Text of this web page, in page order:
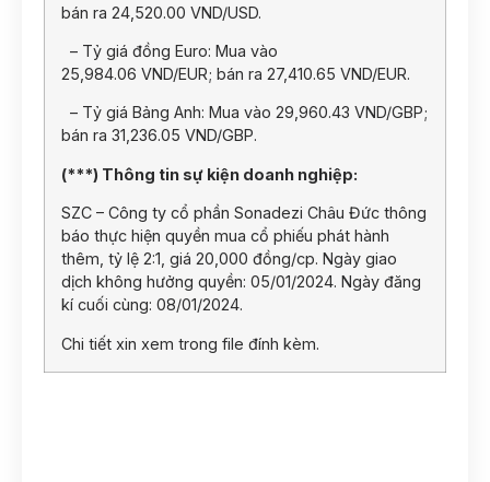
bán ra 24,520.00 VND/USD.
– Tỷ giá đồng Euro: Mua vào
25,984.06 VND/EUR; bán ra 27,410.65 VND/EUR.
– Tỷ giá Bảng Anh: Mua vào 29,960.43 VND/GBP;
bán ra 31,236.05 VND/GBP.
(***) Thông tin sự kiện doanh nghiệp:
SZC – Công ty cổ phần Sonadezi Châu Đức thông
báo thực hiện quyền mua cổ phiếu phát hành
thêm, tỷ lệ 2:1, giá 20,000 đồng/cp. Ngày giao
dịch không hưởng quyền: 05/01/2024. Ngày đăng
kí cuối cùng: 08/01/2024.
Chi tiết xin xem trong file đính kèm.